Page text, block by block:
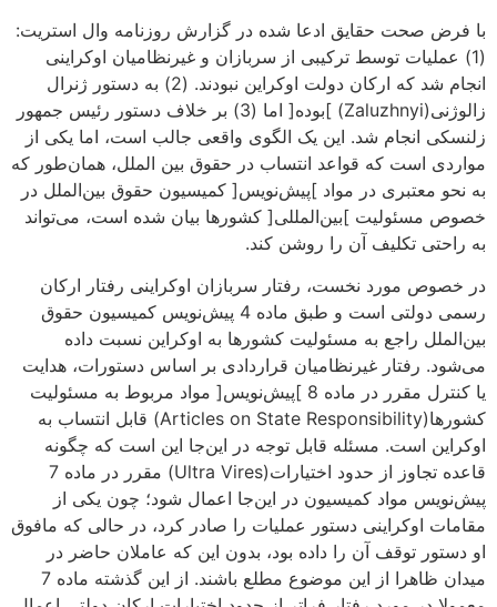
با فرض صحت حقایق ادعا شده در گزارش روزنامه وال استریت:
(1) عملیات توسط ترکیبی از سربازان و غیرنظامیان اوکراینی
انجام شد که ارکان دولت اوکراین نبودند. (2) به دستور ژنرال
زالوژنی(Zaluzhnyi) ]بوده[ اما (3) بر خلاف دستور رئیس جمهور
زلنسکی انجام شد. این یک الگوی واقعی جالب است، اما یکی از
مواردی است که قواعد انتساب در حقوق بین الملل، همان‌طور که
به نحو معتبری در مواد ]پیش‌نویس[ کمیسیون حقوق بین‌الملل در
خصوص مسئولیت ]بین‌المللی[ کشورها بیان شده است، می‌تواند
به راحتی تکلیف آن را روشن کند.
در خصوص مورد نخست، رفتار سربازان اوکراینی رفتار ارکان
رسمی دولتی است و طبق ماده 4 پیش‌نویس کمیسیون حقوق
بین‌الملل راجع به مسئولیت کشورها به اوکراین نسبت داده
می‌شود. رفتار غیرنظامیان قراردادی بر اساس دستورات، هدایت
یا کنترل مقرر در ماده 8 ]پیش‌نویس[ مواد مربوط به مسئولیت
کشورها(Articles on State Responsibility) قابل انتساب به
اوکراین است. مسئله قابل توجه در این‌جا این است که چگونه
قاعده تجاوز از حدود اختیارات(Ultra Vires) مقرر در ماده 7
پیش‌نویس مواد کمیسیون در این‌جا اعمال شود؛ چون یکی از
مقامات اوکراینی دستور عملیات را صادر کرد، در حالی که مافوق
او دستور توقف آن را داده بود، بدون این که عاملان حاضر در
میدان ظاهرا از این موضوع مطلع باشند. از این گذشته ماده 7